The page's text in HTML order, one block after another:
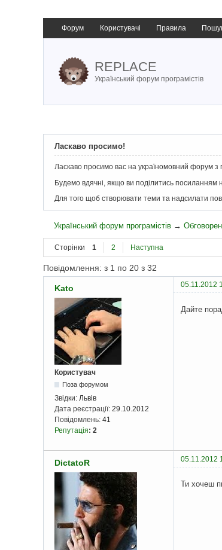
Форум Користувачі Правила
REPLACE
Український форум програмістів
Ласкаво просимо!
Ласкаво просимо вас на україномовний форум з
Будемо вдячні, якщо ви поділитись посиланням
Для того щоб створювати теми та надсилати
Український форум програмістів →
Сторінки 1 2 Наступна
Повідомлення: з 1 по 20 з 32
Kato 05.11.2012
Користувач
Поза форумом
Звідки: Львів
Дата реєстрації: 29.10.2012
Повідомлень: 41
Репутація: 2
Дайте
DictatoR 05.11.2012
Ти хочеш